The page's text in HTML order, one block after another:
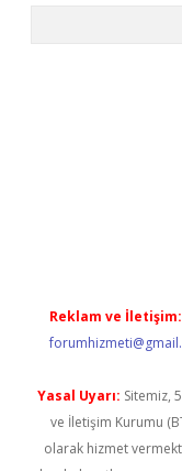
Reklam ve İletişim:
Yasal Uyarı: Sitemiz,
ve İletişim Kurumu
olarak hizmet